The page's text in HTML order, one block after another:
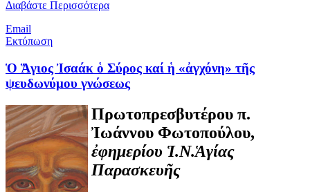
Διαβάστε Περισσότερα
Email
Εκτύπωση
Ὁ Ἅγιος Ἰσαάκ ὁ Σύρος καί ἡ «ἀγχόνη» τῆς
ψευδωνύμου γνώσεως
Πρωτοπρεσβυτέρου π.
Ἰωάννου Φωτοπούλου,
ἐφημερίου Ἱ.Ν.Ἁγίας
Παρασκευῆς